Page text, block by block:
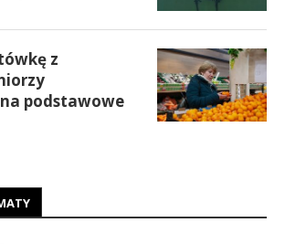
z
podstawowe